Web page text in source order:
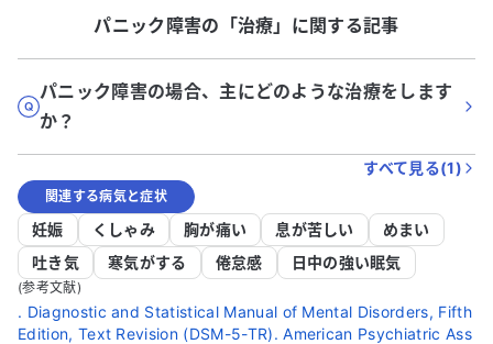
パニック障害の「治療」に関する記事
パニック障害の場合、主にどのような治療をします
か？
すべて見る(1)
関連する病気と症状
妊娠 くしゃみ 胸が痛い 息が苦しい
めまい
吐き気
寒気がする 倦怠感 日中の強い眠気
(参考文献)
. Diagnostic and Statistical Manual of Mental Disorders, Fifth
Edition, Text Revision (DSM-5-TR). American Psychiatric Ass